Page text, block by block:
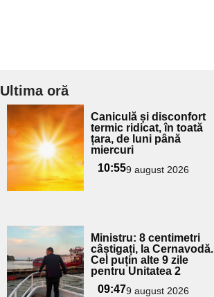
Ultima oră
Adaugă
aici textul
pentru
subtitlu
Caniculă și disconfort
termic ridicat, în toată
țara, de luni până
miercuri
10:559 august 2026
Adaugă
aici textul
pentru
subtitlu
Ministru: 8 centimetri
câștigați, la Cernavodă.
Cel puțin alte 9 zile
pentru Unitatea 2
09:479 august 2026